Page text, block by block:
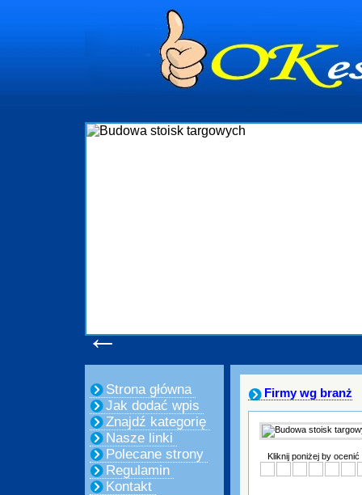
←
Strona główna
Jak dodać wpis
Znajdź kategorię
Nasze linki
Polecane strony
Regulamin
Kontakt
Firmy wg branż
Kliknij poniżej by ocenić